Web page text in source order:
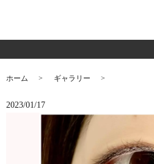
ホーム ギャラリー
2023/01/17